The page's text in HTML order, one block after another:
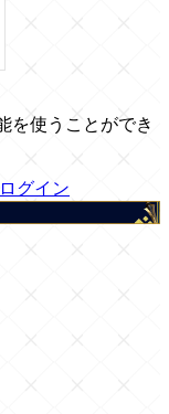
を使うことができ
グイン